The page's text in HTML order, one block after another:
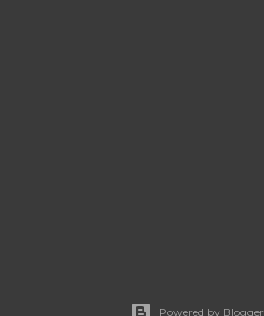
Powered by Blogger